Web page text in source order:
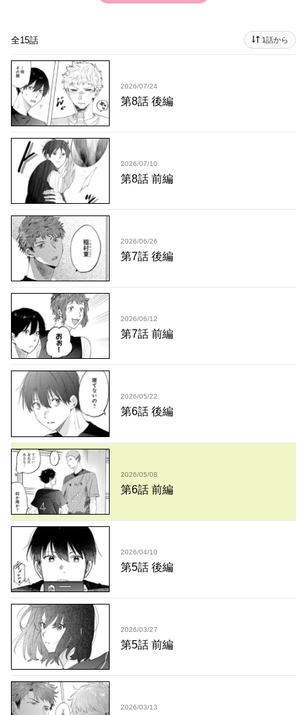
全15話 1話から
2026/07/24
第8話 後編
2026/07/10
第8話 前編
2026/06/26
第7話 後編
2026/06/12
第7話 前編
2026/05/22
第6話 後編
2026/05/08
第6話 前編
2026/04/10
第5話 後編
2026/03/27
第5話 前編
2026/03/13